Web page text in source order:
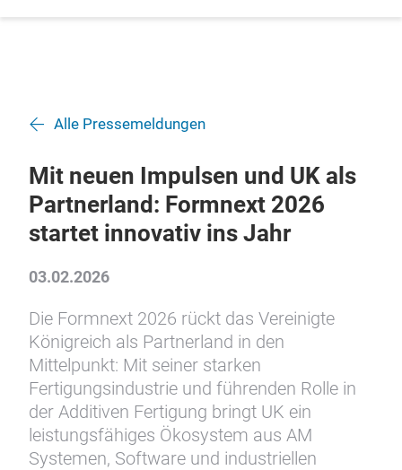
Alle Pressemeldungen
Mit neuen Impulsen und UK als
Partnerland: Formnext 2026
startet innovativ ins Jahr
03.02.2026
Die Formnext 2026 rückt das Vereinigte
Königreich als Partnerland in den
Mittelpunkt: Mit seiner starken
Fertigungsindustrie und führenden Rolle in
der Additiven Fertigung bringt UK ein
leistungsfähiges Ökosystem aus AM
Systemen, Software und industriellen